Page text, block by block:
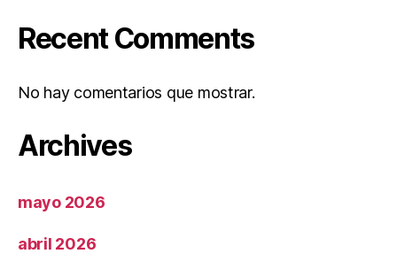
Recent Comments
No hay comentarios que mostrar.
Archives
mayo 2026
abril 2026